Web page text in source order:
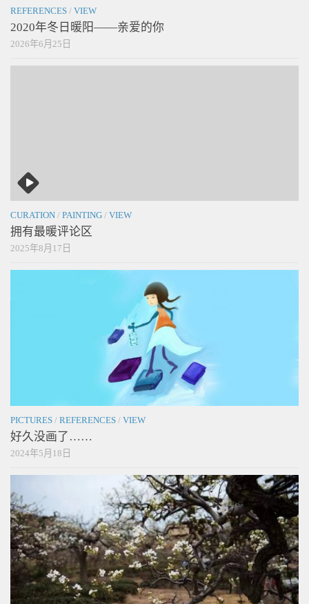
REFERENCES / VIEW
2020年冬日暖阳——亲爱的你
2026年6月25日
CURATION / PAINTING / VIEW
拥有最暖评论区
2025年8月17日
PICTURES / REFERENCES / VIEW
好久没画了……
2024年5月18日